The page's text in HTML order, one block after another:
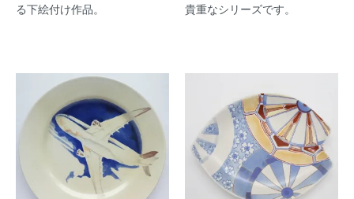
る下絵付け作品。
貴重なシリーズです。